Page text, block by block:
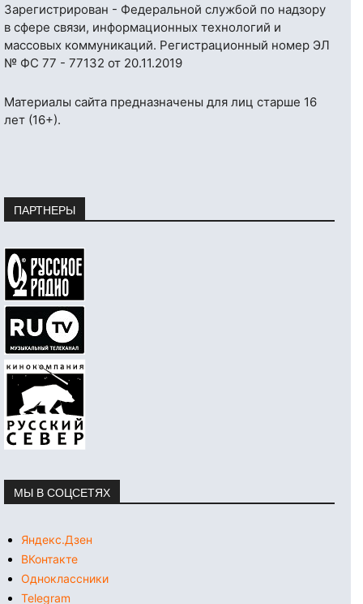
Зарегистрирован - Федеральной службой по надзору
в сфере связи, информационных технологий и
массовых коммуникаций. Регистрационный номер ЭЛ
№ ФС 77 - 77132 от 20.11.2019
Материалы сайта предназначены для лиц старше 16
лет (16+).
ПАРТНЕРЫ
МЫ В СОЦСЕТЯХ
Яндекс.Дзен
ВКонтакте
Одноклассники
Telegram